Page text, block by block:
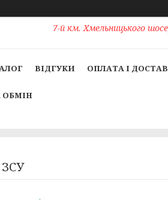
7-й км. Хмельницького
ВІДГУКИ ОПЛАТА І
ОБМІН